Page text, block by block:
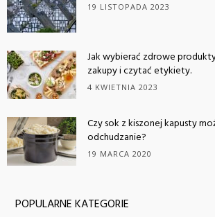
19 LISTOPADA 2023
Jak wybierać zdrowe
zakupy i czytać etykiety.
4 KWIETNIA 2023
Czy sok z kiszonej kapusty
odchudzanie?
19 MARCA 2020
POPULARNE KATEGORIE